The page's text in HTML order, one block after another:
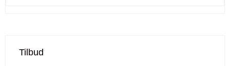
Tilbud